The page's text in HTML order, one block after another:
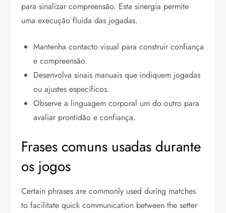
para sinalizar compreensão. Esta sinergia permite
uma execução fluida das jogadas.
Mantenha contacto visual para construir confiança
e compreensão.
Desenvolva sinais manuais que indiquem jogadas
ou ajustes específicos.
Observe a linguagem corporal um do outro para
avaliar prontidão e confiança.
Frases comuns usadas durante
os jogos
Certain phrases are commonly used during matches
to facilitate quick communication between the setter